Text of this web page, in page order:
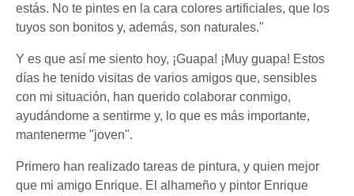
estás. No te pintes en la cara colores artificiales, que los
tuyos son bonitos y, además, son naturales."
Y es que así me siento hoy, ¡Guapa! ¡Muy guapa! Estos
días he tenido visitas de varios amigos que, sensibles
con mi situación, han querido colaborar conmigo,
ayudándome a sentirme y, lo que es más importante,
mantenerme "joven".
Primero han realizado tareas de pintura, y quien mejor
que mi amigo Enrique. El alhameño y pintor Enrique